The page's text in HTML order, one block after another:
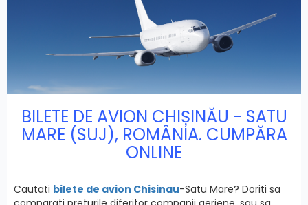
BILETE DE AVION CHIȘINĂU - SATU
MARE (SUJ), ROMÂNIA. CUMPĂRA
ONLINE
Cautati bilete de avion Chisinau-Satu Mare? Doriti sa